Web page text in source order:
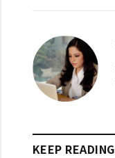
KEEP READING